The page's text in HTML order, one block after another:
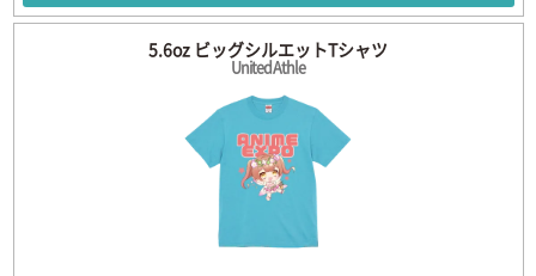
5.6oz ビッグシルエットTシャツ
United Athle